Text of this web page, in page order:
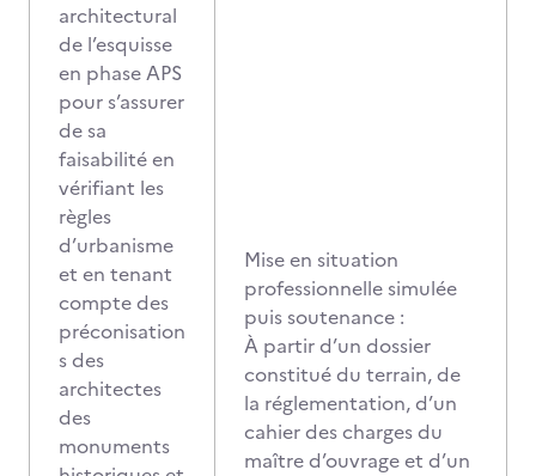
architectural
de l’esquisse
en phase APS
pour s’assurer
de sa
faisabilité en
vérifiant les
règles
d’urbanisme
et en tenant
compte des
préconisation
s des
architectes
des
monuments
Mise en situation
professionnelle simulée
puis soutenance :
À partir d’un dossier
constitué du terrain, de
la réglementation, d’un
cahier des charges du
maître d’ouvrage et d’un